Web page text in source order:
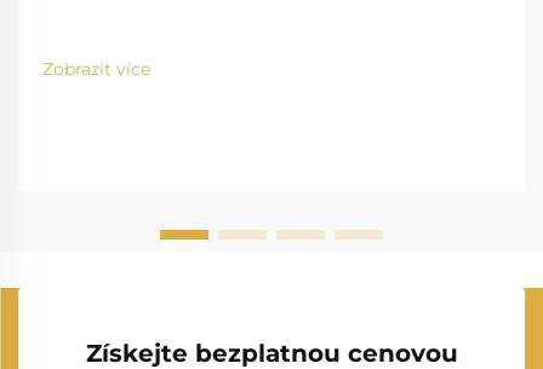
Zobrazit více
Získejte bezplatnou cenovou